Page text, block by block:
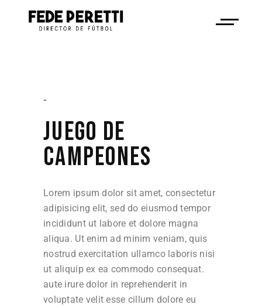
-
JUEGO DE
CAMPEONES
Lorem ipsum dolor sit amet, consectetur
adipisicing elit, sed do eiusmod tempor
incididunt ut labore et dolore magna
aliqua. Ut enim ad minim veniam, quis
nostrud exercitation ullamco laboris nisi
ut aliquip ex ea commodo consequat.
aute irure dolor in reprehenderit in
voluptate velit esse cillum dolore eu